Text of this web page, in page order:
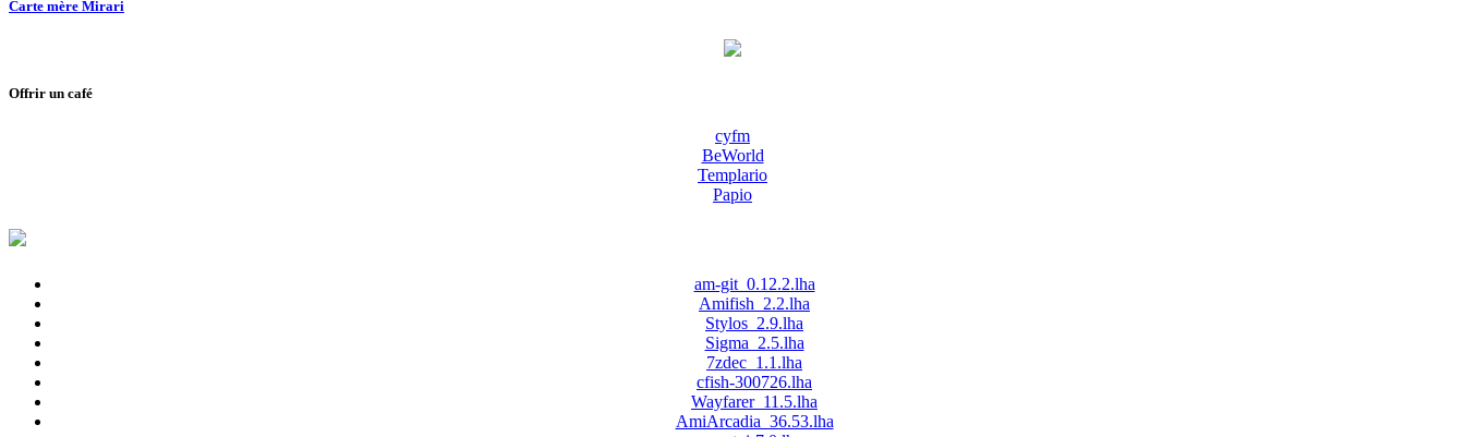
Carte mère Mirari
Offrir un café
cyfm
BeWorld
Templario
Papio
am-git_0.12.2.lha
Amifish_2.2.lha
Stylos_2.9.lha
Sigma_2.5.lha
7zdec_1.1.lha
cfish-300726.lha
Wayfarer_11.5.lha
AmiArcadia_36.53.lha